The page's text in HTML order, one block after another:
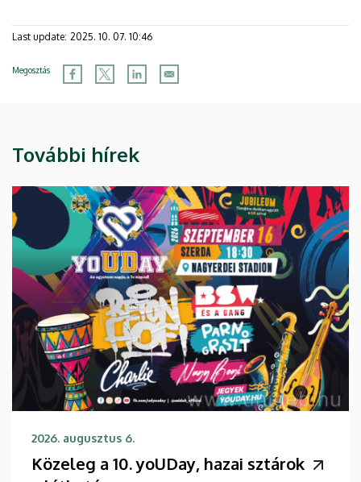
Last update: 2025. 10. 07. 10:46
Megosztás
További hírek
2026. augusztus 6.
Közeleg a 10. yoUDay, hazai sztárok